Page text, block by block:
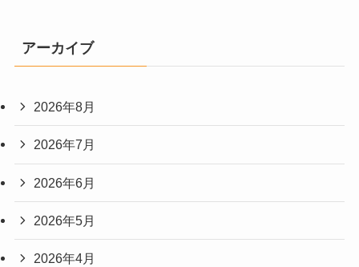
アーカイブ
2026年8月
2026年7月
2026年6月
2026年5月
2026年4月